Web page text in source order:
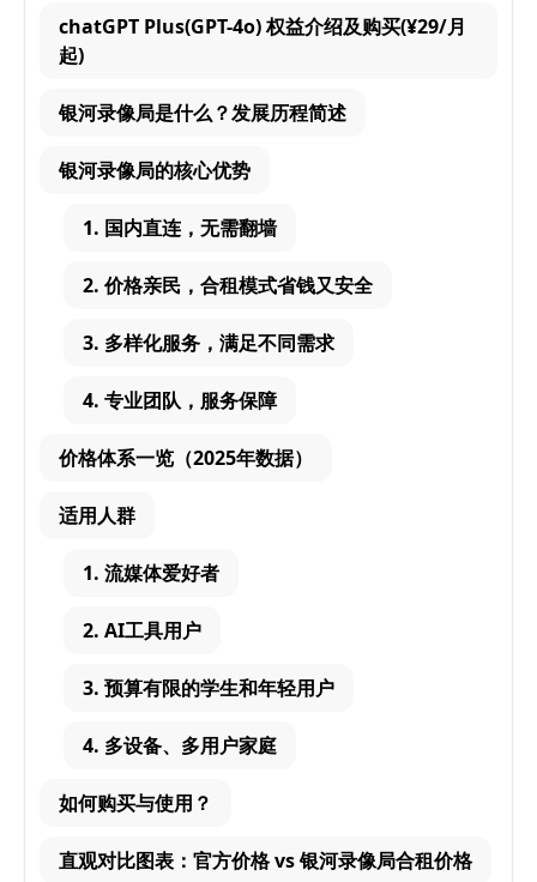
chatGPT Plus(GPT-4o) 权益介绍及购买(¥29/月
起)
银河录像局是什么？发展历程简述
银河录像局的核心优势
1. 国内直连，无需翻墙
2. 价格亲民，合租模式省钱又安全
3. 多样化服务，满足不同需求
4. 专业团队，服务保障
价格体系一览（2025年数据）
适用人群
1. 流媒体爱好者
2. AI工具用户
3. 预算有限的学生和年轻用户
4. 多设备、多用户家庭
如何购买与使用？
直观对比图表：官方价格 vs 银河录像局合租价格